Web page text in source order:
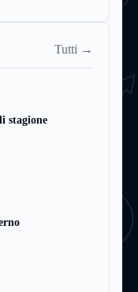
Tutti →
stagione